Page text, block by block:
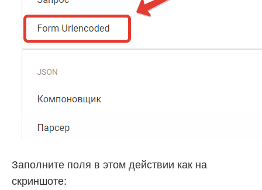
Заполните поля в этом действии как на
скриншоте: